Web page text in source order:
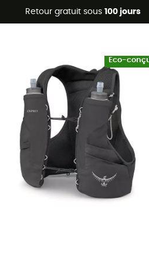
Retour gratuit sous 100 jours
🔥 -5 % EXTRA dès 2 produits*
Eco-